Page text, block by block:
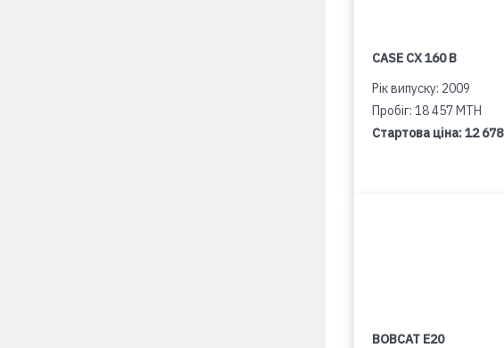
CASE CX 160 B
Рік випуску: 2009
Пробіг: 18 457 MTH
Стартова ціна:12
BOBCAT E20